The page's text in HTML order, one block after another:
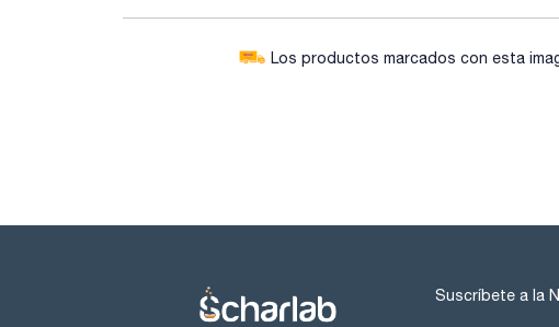
Los productos marcados con esta
Suscríbete a la